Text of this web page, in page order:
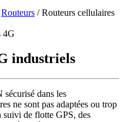
Routeurs / Routeurs cellulaires
4G
industriels
dans les
ne sont pas adaptées ou trop
suivi de flotte GPS, des